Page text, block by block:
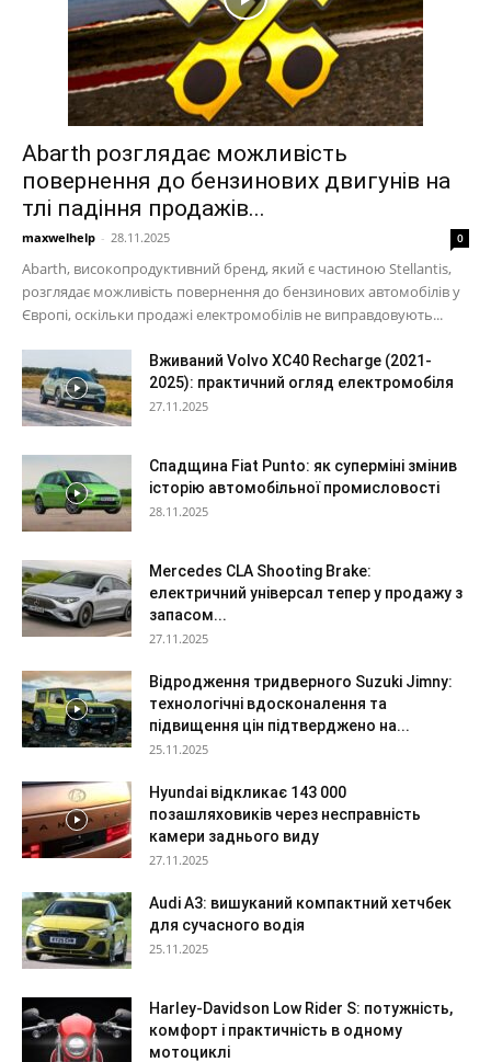
Abarth розглядає можливість
повернення до бензинових двигунів на
тлі падіння продажів...
maxwelhelp - 28.11.2025 0
Abarth, високопродуктивний бренд, який є частиною Stellantis,
розглядає можливість повернення до бензинових автомобілів у
Європі, оскільки продажі електромобілів не виправдовують...
Вживаний Volvo XC40 Recharge (2021-
2025): практичний огляд електромобіля
27.11.2025
Спадщина Fiat Punto: як суперміні змінив
історію автомобільної промисловості
28.11.2025
Mercedes CLA Shooting Brake:
електричний універсал тепер у продажу з
запасом...
27.11.2025
Відродження тридверного Suzuki Jimny:
технологічні вдосконалення та
підвищення цін підтверджено на...
25.11.2025
Hyundai відкликає 143 000
позашляховиків через несправність
камери заднього виду
27.11.2025
Audi A3: вишуканий компактний хетчбек
для сучасного водія
25.11.2025
Harley-Davidson Low Rider S: потужність,
комфорт і практичність в одному
мотоциклі